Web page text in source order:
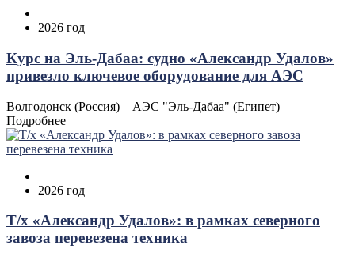
2026 год
Курс на Эль‑Дабаа: судно «Александр Удалов»
привезло ключевое оборудование для АЭС
Волгодонск (Россия) – АЭС "Эль‑Дабаа" (Египет)
Подробнее
2026 год
Т/х «Александр Удалов»: в рамках северного
завоза перевезена техника